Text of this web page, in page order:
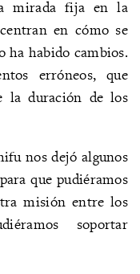
mirada fija en la
en cómo se
ha habido cambios.
erróneos, que
la duración de los
nos dejó algunos
que pudiéramos
misión entre los
soportar